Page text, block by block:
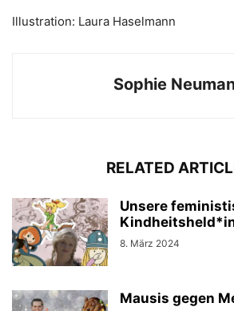
Illustration: Laura Haselmann
Sophie
RELATED
Unsere
8. März 2024
Mausis gegen